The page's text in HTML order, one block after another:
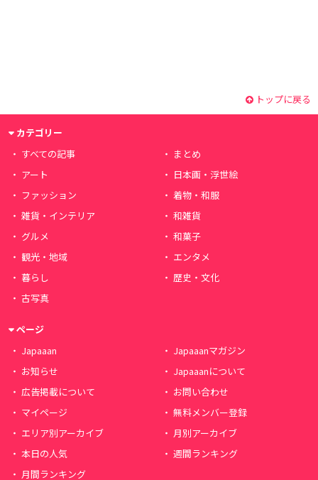
トップに戻る
カテゴリー
すべての記事
まとめ
アート
日本画・浮世絵
ファッション
着物・和服
雑貨・インテリア
和雑貨
グルメ
和菓子
観光・地域
エンタメ
暮らし
歴史・文化
古写真
ページ
Japaaan
Japaaanマガジン
お知らせ
Japaaanについて
広告掲載について
お問い合わせ
マイページ
無料メンバー登録
エリア別アーカイブ
月別アーカイブ
本日の人気
週間ランキング
月間ランキング